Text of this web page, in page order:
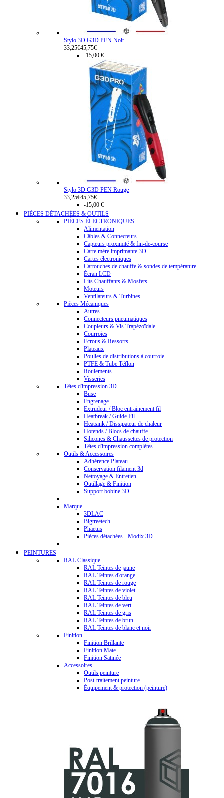
Stylo 3D G3D PEN Noir
33,25€45,75€
-15,00 €
Stylo 3D G3D PEN Rouge
33,25€45,75€
-15,00 €
PIÈCES DÉTACHÉES & OUTILS
PIÈCES ÉLECTRONIQUES
Alimentation
Câbles & Connecteurs
Capteurs proximité & fin-de-course
Carte mère imprimante 3D
Cartes électroniques
Cartouches de chauffe & sondes de température
Écran LCD
Lits Chauffants & Mosfets
Moteurs
Ventilateurs & Turbines
Pièces Mécaniques
Autres
Connecteurs pneumatiques
Coupleurs & Vis Trapézoïdale
Courroies
Ecrous & Ressorts
Plateaux
Poulies de distributions à courroie
PTFE & Tube Téflon
Roulements
Visseries
Têtes d'impression 3D
Buse
Engrenage
Extrudeur / Bloc entrainement fil
Heatbreak / Guide Fil
Heatsink / Dissipateur de chaleur
Hotends / Blocs de chauffe
Silicones & Chaussettes de protection
Têtes d'impression complètes
Outils & Accessoires
Adhérence Plateau
Conservation filament 3d
Nettoyage & Entretien
Outillage & Finition
Support bobine 3D
Marque
3DLAC
Bigtreetech
Phaetus
Pièces détachées - Modix 3D
PEINTURES
RAL Classique
RAL Teintes de jaune
RAL Teintes d'orange
RAL Teintes de rouge
RAL Teintes de violet
RAL Teintes de bleu
RAL Teintes de vert
RAL Teintes de gris
RAL Teintes de brun
RAL Teintes de blanc et noir
Finition
Finition Brillante
Finition Mate
Finition Satinée
Accessoires
Outils peinture
Post-traitement peinture
Équipement & protection (peinture)